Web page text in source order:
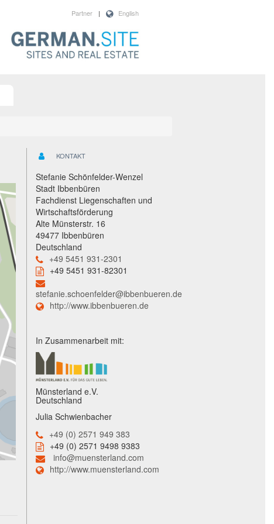
English
|
Partner
KONTAKT
Stefanie Schönfelder-Wenzel
Stadt Ibbenbüren
Fachdienst Liegenschaften und
Wirtschaftsförderung
Alte Münsterstr. 16
49477 Ibbenbüren
Deutschland
+49 5451 931-2301
+49 5451 931-82301
stefanie.schoenfelder@ibbenbueren.de
http://www.ibbenbueren.de
In Zusammenarbeit mit:
Münsterland e.V.
Deutschland
Julia Schwienbacher
+49 (0) 2571 949 383
+49 (0) 2571 9498 9383
info@muensterland.com
http://www.muensterland.com